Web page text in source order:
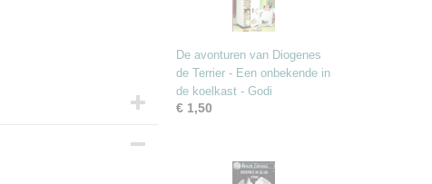
De avonturen van Diogenes
de Terrier - Een onbekende in
de koelkast - Godi
€ 1,50